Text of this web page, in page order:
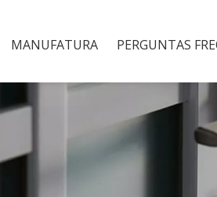
MANUFATURA PERGUNTAS